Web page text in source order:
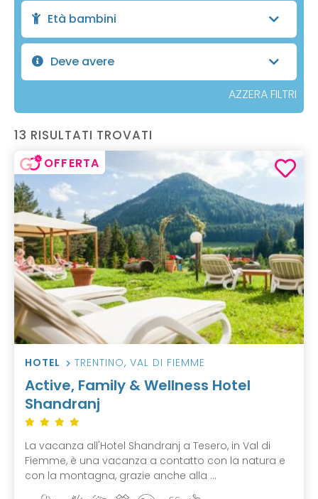
Età bambini
Deve avere
AZZERA FILTRI
13 RISULTATI TROVATI
OFFERTA
HOTEL TRENTINO, VAL DI FIEMME
Active, Family & Wellness Hotel
Shandranj
La vacanza all'Hotel Shandranj a Tesero, in Val di
Fiemme, è una vacanza a contatto con la natura e
con la montagna, grazie anche alla ...